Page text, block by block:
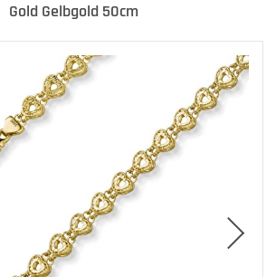
Gold Gelbgold 50cm